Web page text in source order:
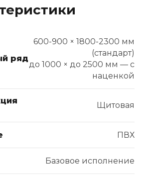
ряд
600-900 × 1800-2300 мм
(стандарт)
до 1000 × до 2500 мм — с
наценкой
Щитовая
ПВХ
Базовое исполнение